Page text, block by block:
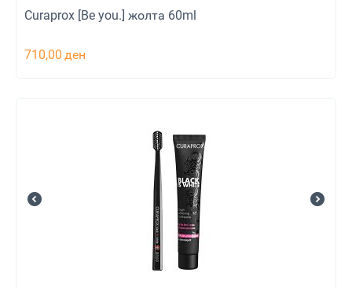
Curaprox [Be you.] жолта 60ml
710,00 ден